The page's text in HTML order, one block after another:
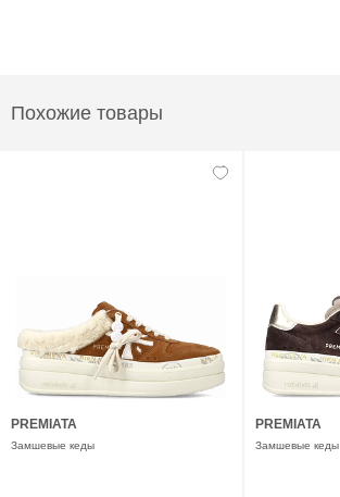
Похожие товары
PREMIATA
Замшевые кеды
PREMIATA
Замшевые кеды